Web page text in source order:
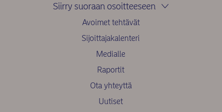
Siirry suoraan osoitteeseen
Avoimet tehtävät
Sijoittajakalenteri
Medialle
Raportit
Ota yhteyttä
Uutiset